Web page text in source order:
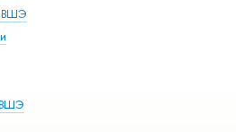
ВШЭ
ВШЭ